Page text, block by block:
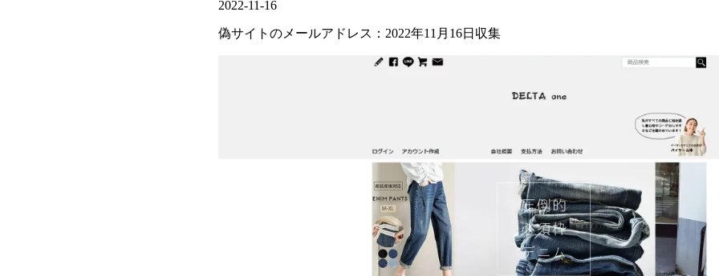
2022-11-16
偽サイトのメールアドレス：2022年11月16日収集